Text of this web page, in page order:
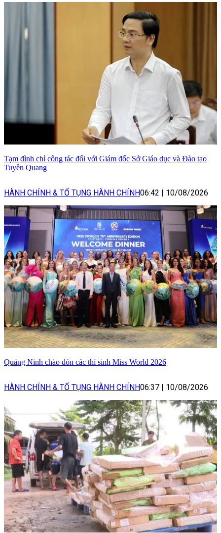
Tạm đình chỉ công tác đối với Giám đốc Sở Giáo dục và Đào tạo
Tuyên Quang
HÀNH CHÍNH & TỐ TỤNG HÀNH CHÍNH06:42 10/08/2026
Quảng Ninh chào đón các thí sinh Miss World 2026
HÀNH CHÍNH & TỐ TỤNG HÀNH CHÍNH06:37 10/08/2026